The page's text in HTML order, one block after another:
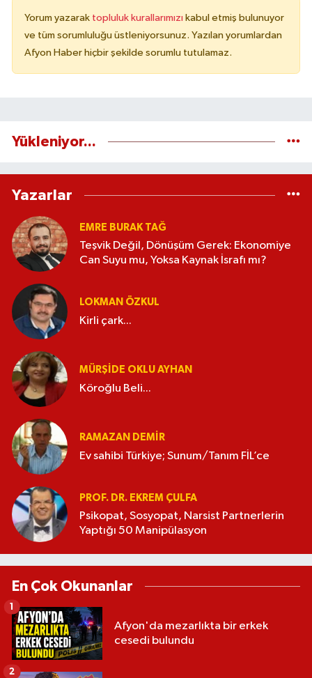
Yorum yazarak topluluk kurallarımızı kabul etmiş bulunuyor
ve tüm sorumluluğu üstleniyorsunuz. Yazılan yorumlardan
Afyon Haber hiçbir şekilde sorumlu tutulamaz.
Yükleniyor...
Yazarlar
EMRE BURAK TAĞ
Teşvik Değil, Dönüşüm Gerek: Ekonomiye
Can Suyu mu, Yoksa Kaynak İsrafı mı?
LOKMAN ÖZKUL
Kirli çark...
MÜRŞIDE OKLU AYHAN
Köroğlu Beli...
RAMAZAN DEMİR
Ev sahibi Türkiye; Sunum/Tanım FİL’ce
PROF. DR. EKREM ÇULFA
Psikopat, Sosyopat, Narsist Partnerlerin
Yaptığı 50 Manipülasyon
En Çok Okunanlar
Afyon'da mezarlıkta bir erkek
cesedi bulundu
1
2